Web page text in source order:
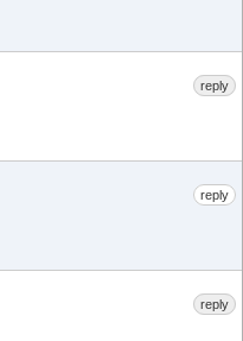
reply
reply
reply